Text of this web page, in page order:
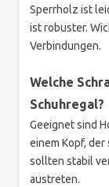
Sperrholz ist
ist robuster.
Verbindungen.
Welche
Schuhregal?
Geeignet sind
einem Kopf,
sollten stabil
austreten.